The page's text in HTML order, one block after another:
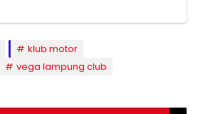
klub motor
vega lampung club